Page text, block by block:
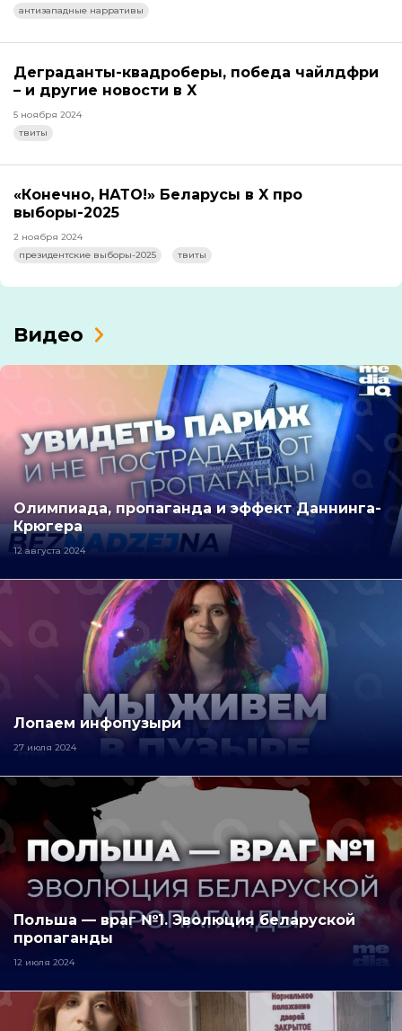
антизападные нарративы
Деграданты-квадроберы, победа чайлдфри
– и другие новости в X
5 ноября 2024
твиты
«Конечно, НАТО!» Беларусы в X про
выборы-2025
2 ноября 2024
президентские выборы-2025
твиты
Видео
Олимпиада, пропаганда и эффект Даннинга-
Крюгера
12 августа 2024
Лопаем инфопузыри
27 июля 2024
Польша — враг №1. Эволюция беларуской
пропаганды
12 июля 2024